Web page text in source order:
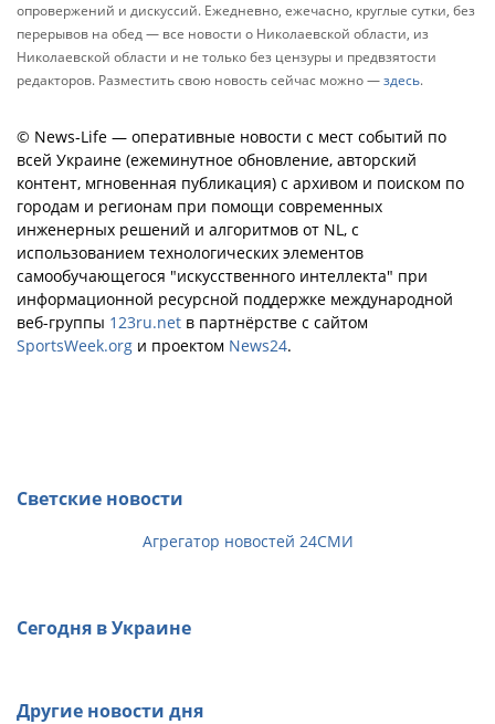
опровержений и дискуссий. Ежедневно, ежечасно, круглые сутки, без
перерывов на обед — все новости о Николаевской области, из
Николаевской области и не только без цензуры и предвзятости
редакторов. Разместить свою новость сейчас можно —здесь.
© News-Life — оперативные новости с мест событий по
всей Украине (ежеминутное обновление, авторский
контент, мгновенная публикация) с архивом и поиском по
городам и регионам при помощи современных
инженерных решений и алгоритмов от NL, с
использованием технологических элементов
самообучающегося "искусственного интеллекта" при
информационной ресурсной поддержке международной
веб-группы 123ru.net в партнёрстве с сайтом
SportsWeek.org и проектом News24.
Светские новости
Агрегатор новостей 24СМИ
Сегодня в Украине
Другие новости дня